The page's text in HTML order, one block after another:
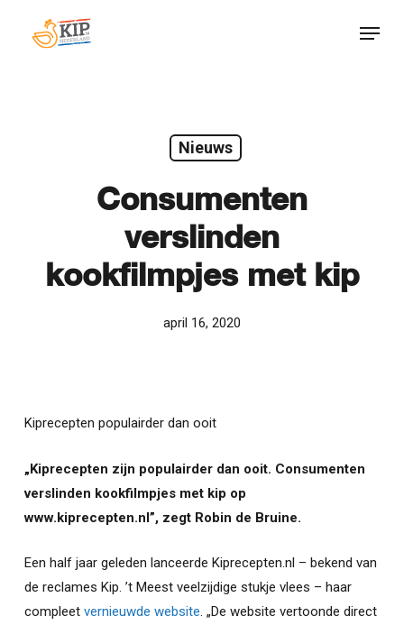
Menu
Nieuws
Consumenten
verslinden
kookfilmpjes met kip
april 16, 2020
Kiprecepten populairder dan ooit
„Kiprecepten zijn populairder dan ooit. Consumenten
verslinden kookfilmpjes met kip op
www.kiprecepten.nl”, zegt Robin de Bruine.
Een half jaar geleden lanceerde Kiprecepten.nl – bekend van
de reclames Kip. ’t Meest veelzijdige stukje vlees – haar
compleet vernieuwde website . „De website vertoonde direct